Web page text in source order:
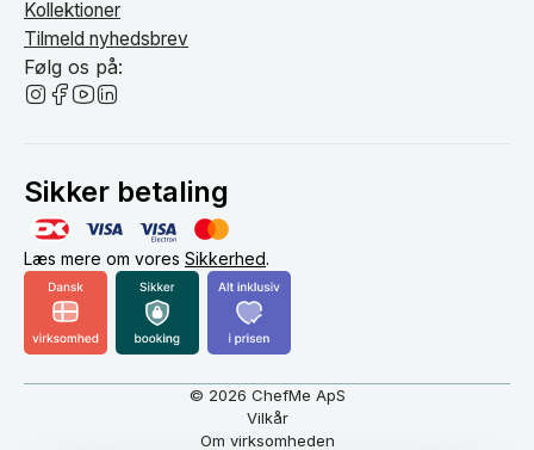
Kollektioner
Tilmeld nyhedsbrev
Følg os på:
Sikker betaling
Læs mere om vores Sikkerhed.
© 2026 ChefMe ApS
Vilkår
Om virksomheden